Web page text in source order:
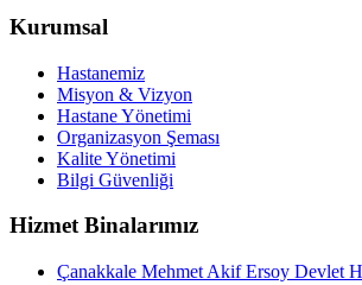
Kurumsal
Hastanemiz
Misyon & Vizyon
Hastane Yönetimi
Organizasyon Şeması
Kalite Yönetimi
Bilgi Güvenliği
Hizmet Binalarımız
Çanakkale Mehmet Akif Ersoy Devlet